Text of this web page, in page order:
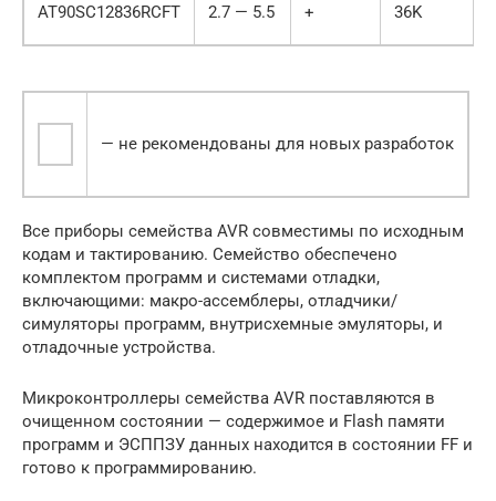
AT90SC12836RCFT 2.7 — 5.5 + 36K
— не рекомендованы для новых разработок
Все приборы семейства AVR совместимы по исходным
кодам и тактированию. Семейство обеспечено
комплектом программ и системами отладки,
включающими: макро-ассемблеры, отладчики/
симуляторы программ, внутрисхемные эмуляторы, и
отладочные устройства.
Микроконтроллеры семейства AVR поставляются в
очищенном состоянии — содержимое и Flash памяти
программ и ЭСППЗУ данных находится в состоянии FF и
готово к программированию.